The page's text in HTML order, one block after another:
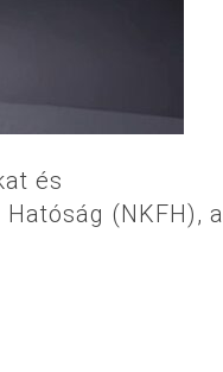
és
(NKFH), a